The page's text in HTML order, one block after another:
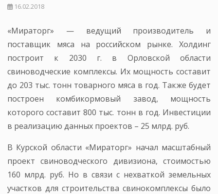
16.02.2018
«Мираторг» — ведущий производитель и
поставщик мяса на российском рынке. Холдинг
построит к 2030 г. в Орловской области
свиноводческие комплексы. Их мощность составит
до 203 тыс. тонн товарного мяса в год. Также будет
построен комбикормовый завод, мощность
которого составит 800 тыс. тонн в год. Инвестиции
в реализацию данных проектов – 25 млрд. руб.
В Курской области «Мираторг» начал масштабный
проект свиноводческого дивизиона, стоимостью
160 млрд. руб. Но в связи с нехваткой земельных
участков для строительства свинокомплексы было